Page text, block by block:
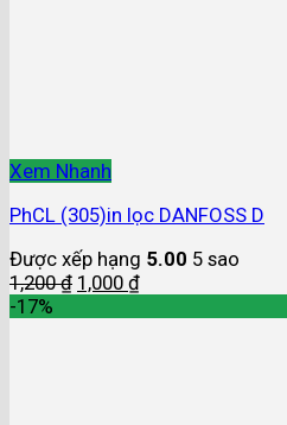
Xem Nhanh
PhCL (305)in lọc DANFOSS D
Được xếp hạng 5.00 5 sao
1,200₫ 1,000 ₫
-17%